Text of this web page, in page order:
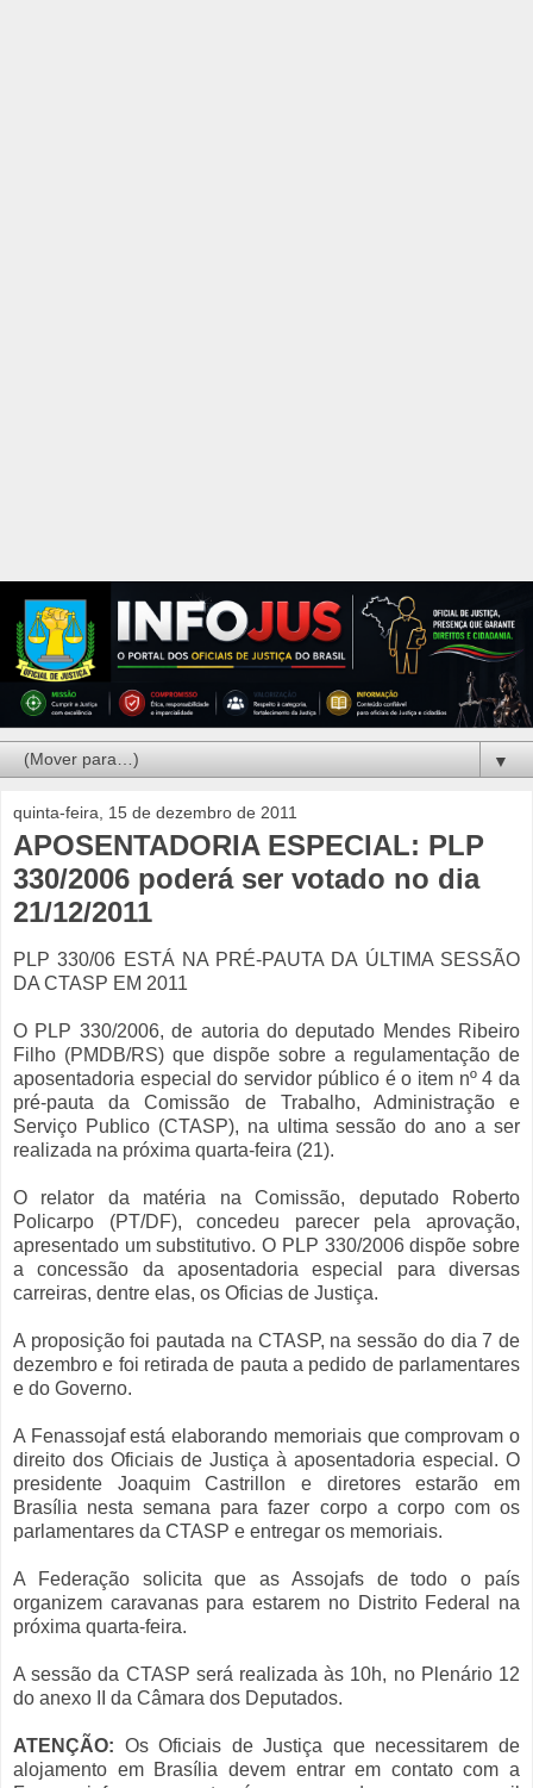
▼
quinta-feira, 15 de dezembro de 2011
APOSENTADORIA ESPECIAL: PLP
330/2006 poderá ser votado no dia
21/12/2011
PLP 330/06 ESTÁ NA PRÉ-PAUTA DA ÚLTIMA SESSÃO
DA CTASP EM 2011
O PLP 330/2006, de autoria do deputado Mendes Ribeiro
Filho (PMDB/RS) que dispõe sobre a regulamentação de
aposentadoria especial do servidor público é o item nº 4 da
pré-pauta da Comissão de Trabalho, Administração e
Serviço Publico (CTASP), na ultima sessão do ano a ser
realizada na próxima quarta-feira (21).
O relator da matéria na Comissão, deputado Roberto
Policarpo (PT/DF), concedeu parecer pela aprovação,
apresentado um substitutivo. O PLP 330/2006 dispõe sobre
a concessão da aposentadoria especial para diversas
carreiras, dentre elas, os Oficias de Justiça.
A proposição foi pautada na CTASP, na sessão do dia 7 de
dezembro e foi retirada de pauta a pedido de parlamentares
e do Governo.
A Fenassojaf está elaborando memoriais que comprovam o
direito dos Oficiais de Justiça à aposentadoria especial. O
presidente Joaquim Castrillon e diretores estarão em
Brasília nesta semana para fazer corpo a corpo com os
parlamentares da CTASP e entregar os memoriais.
A Federação solicita que as Assojafs de todo o país
organizem caravanas para estarem no Distrito Federal na
próxima quarta-feira.
A sessão da CTASP será realizada às 10h, no Plenário 12
do anexo II da Câmara dos Deputados.
ATENÇÃO: Os Oficiais de Justiça que necessitarem de
alojamento em Brasília devem entrar em contato com a